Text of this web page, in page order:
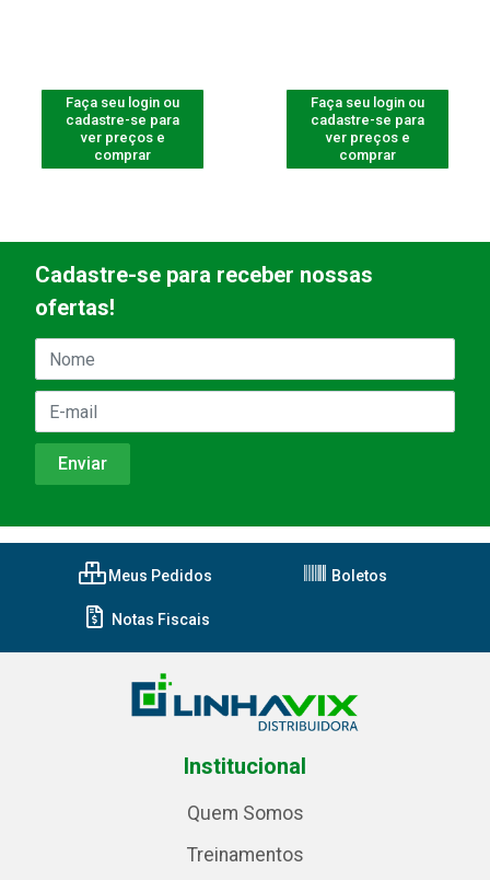
Faça seu login ou
cadastre-se para
ver preços e
comprar
Faça seu login ou
cadastre-se para
ver preços e
comprar
Cadastre-se para receber nossas
ofertas!
Meus Pedidos Boletos
Notas Fiscais
Institucional
Quem Somos
Treinamentos